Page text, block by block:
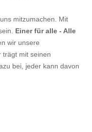
mitzumachen. Mit
Einer für alle - Alle
wir unsere
trägt mit seinen
bei, jeder kann davon